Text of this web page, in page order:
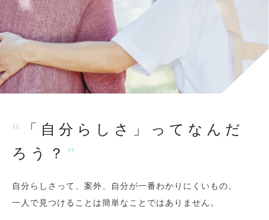
「自分らしさ」ってなんだ
ろう？
自分らしさって、案外、自分が一番わかりにくいもの。
一人で見つけることは簡単なことではありません。